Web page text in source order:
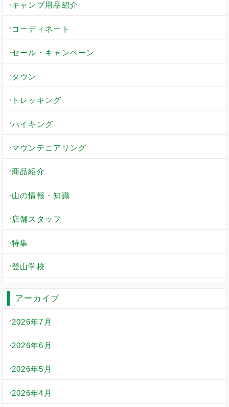
キャンプ用品紹介
コーディネート
セール・キャンペーン
タウン
トレッキング
ハイキング
マウンテニアリング
商品紹介
山の情報・知識
店舗スタッフ
特集
登山学校
アーカイブ
2026年7月
2026年6月
2026年5月
2026年4月